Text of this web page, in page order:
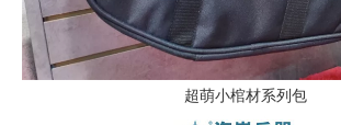
超萌小棺材系列包